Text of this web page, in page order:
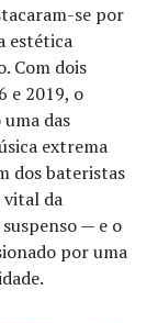
se por
estética
Com dois
e 2019, o
das
extrema
dos bateristas
vital da
— e o
por uma